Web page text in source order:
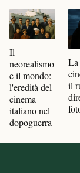
Il
neorealismo
e il mondo:
l'eredità del
cinema
italiano nel
dopoguerra
La
il